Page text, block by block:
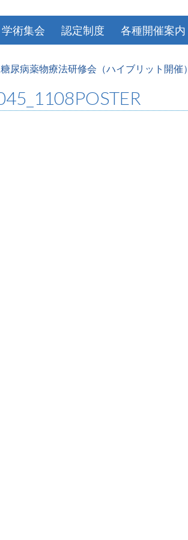
学術集会 認定制度 各種開催案内
糖尿病薬物療法研修会（ハイブリット開催）